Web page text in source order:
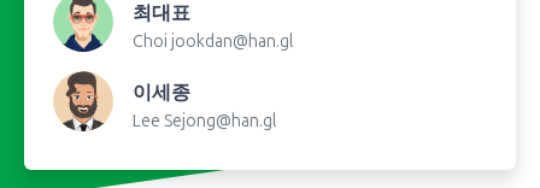
Choi jookdan@han.gl
Lee Sejong@han.gl